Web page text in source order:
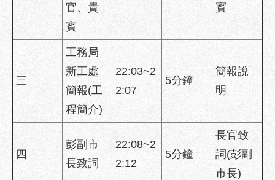
補
區
網
站
官、貴
賓
賓
三
工務局
新工處
簡報(工
程簡介)
22:03~2
2:07
5分鐘
簡報說
明
四
彭副市
長致詞
22:08~2
2:12
5分鐘
長官致
詞(彭副
市長)